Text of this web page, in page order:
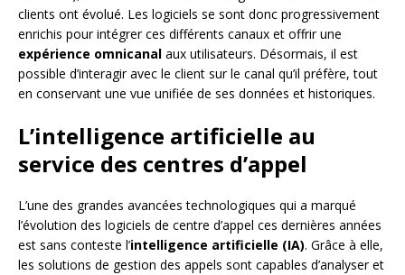
clients ont évolué. Les logiciels se sont donc progressivement
enrichis pour intégrer ces différents canaux et offrir une
expérience omnicanal aux utilisateurs. Désormais, il est
possible d’interagir avec le client sur le canal qu’il préfère, tout
en conservant une vue unifiée de ses données et historiques.
L’intelligence artificielle au
service des centres d’appel
L’une des grandes avancées technologiques qui a marqué
l’évolution des logiciels de centre d’appel ces dernières années
est sans conteste l’intelligence artificielle (IA). Grâce à elle,
les solutions de gestion des appels sont capables d’analyser et